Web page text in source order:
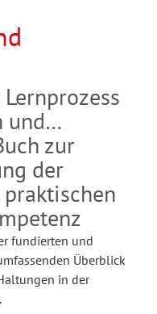
und
zur
der
fundierten und
Überblick
in der